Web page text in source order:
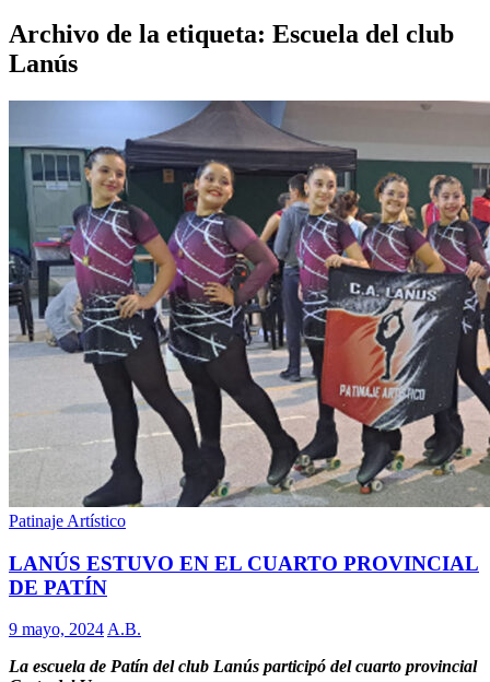
Archivo de la etiqueta: Escuela del club
Lanús
Patinaje Artístico
LANÚS ESTUVO EN EL CUARTO PROVINCIAL
DE PATÍN
9 mayo, 2024 A.B.
La escuela de Patín del club Lanús participó del cuarto provincial